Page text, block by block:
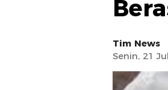
Tim News
Senin, 21